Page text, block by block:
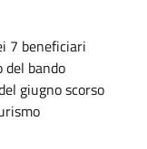
7 beneficiari
del bando
giugno scorso